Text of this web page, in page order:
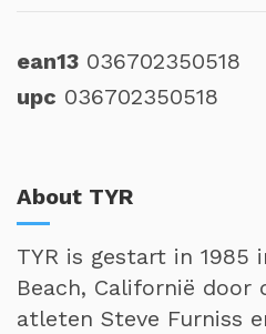
ean13 036702350518
upc 036702350518
About TYR
TYR is gestart in 1985
Beach, Californië door
atleten Steve Furniss